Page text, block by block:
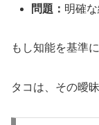
問題： 明確
もし知能を基準
タコは、その曖